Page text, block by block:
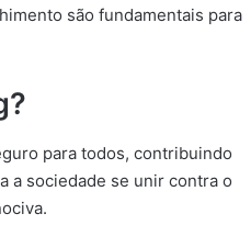
são fundamentais para
para todos, contribuindo
a sociedade se unir contra o